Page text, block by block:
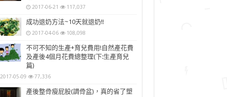
2017-06-21 117,037
成功退奶方法~10天就退奶!!
2017-04-06 108,098
不可不知的生產+育兒費用!自然產花費
及產後4個月花費總整理(下:生產育兒
篇)
2017-05-09 77,336
產後整骨瘦屁股(調骨盆)，真的省了塑